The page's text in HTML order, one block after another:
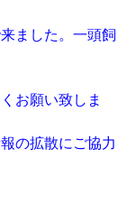
ました。一頭飼
お願い致しま
の拡散にご協力